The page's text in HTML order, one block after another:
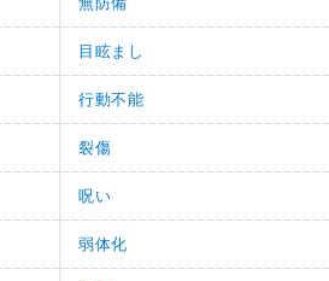
目眩まし
行動不能
裂傷
呪い
弱体化